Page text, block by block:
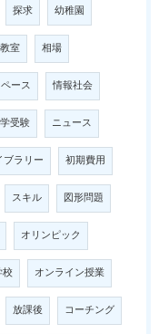
探求 幼稚園
室 相場
ース 情報社会
受験 ニュース
ブラリー 初期費用
スキル 図形問題
オリンピック
校 オンライン授業
放課後 コーチング